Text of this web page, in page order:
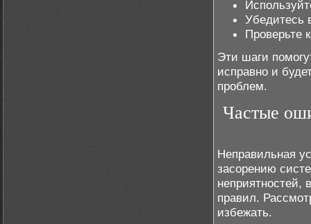
Убедитесь
Проверьте
Эти шаги
исправно и
проблем.
Частые
Неправильная
засорению
неприятностей,
правил.
избежать.